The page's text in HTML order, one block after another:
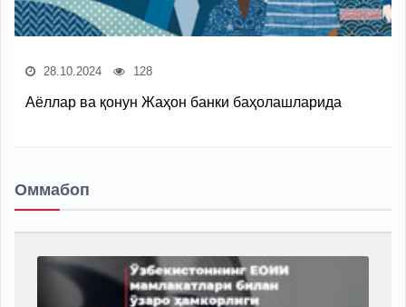
28.10.2024 128
Аёллар ва қонун Жаҳон банки баҳолашларида
Оммабоп